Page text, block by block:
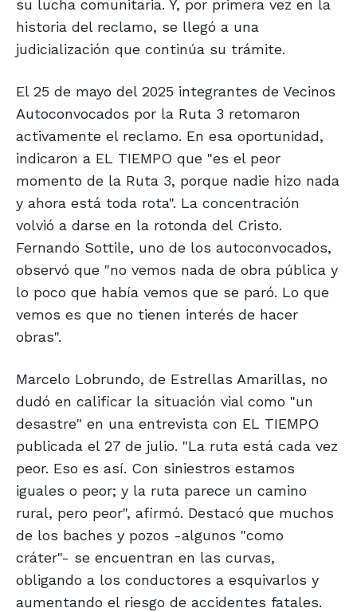
su lucha comunitaria. Y, por primera vez en la
historia del reclamo, se llegó a una
judicialización que continúa su trámite.
El 25 de mayo del 2025 integrantes de Vecinos
Autoconvocados por la Ruta 3 retomaron
activamente el reclamo. En esa oportunidad,
indicaron a EL TIEMPO que "es el peor
momento de la Ruta 3, porque nadie hizo nada
y ahora está toda rota". La concentración
volvió a darse en la rotonda del Cristo.
Fernando Sottile, uno de los autoconvocados,
observó que "no vemos nada de obra pública y
lo poco que había vemos que se paró. Lo que
vemos es que no tienen interés de hacer
obras".
Marcelo Lobrundo, de Estrellas Amarillas, no
dudó en calificar la situación vial como "un
desastre" en una entrevista con EL TIEMPO
publicada el 27 de julio. "La ruta está cada vez
peor. Eso es así. Con siniestros estamos
iguales o peor; y la ruta parece un camino
rural, pero peor", afirmó. Destacó que muchos
de los baches y pozos -algunos "como
cráter"- se encuentran en las curvas,
obligando a los conductores a esquivarlos y
aumentando el riesgo de accidentes fatales.